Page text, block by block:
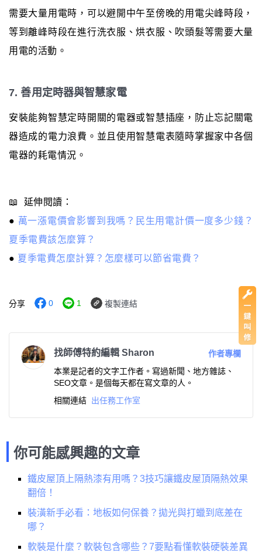
需要大量用電時，可以避開中午至傍晚的用電尖峰時段，
等到離峰時段在進行洗衣服、烘衣服、吹頭髮等需要大量
用電的活動。
7. 善用定時器與智慧家電
安裝能夠智慧定時開關的電器或智慧插座，防止忘記關電
器造成的電力浪費。並且使用智慧電表隨時掌握家中各個
電器的耗電情況。
📖 延伸閱讀：
● 萬一漲電價會影響到我嗎？民生用電計價一度多少錢？
夏季電費該怎麼算？
● 夏季電費怎麼計算？怎麼樣可以節省電費？
分享 0 1 複製連結
找師傅特約編輯 Sharon
作者專欄
本業是記者的文字工作者。寫過新聞、地方雜誌、
SEO文章。是個每天都在寫文章的人。
相關連結 出任務工作室
你可能感興趣的文章
鐵皮屋頂上隔熱漆有用嗎？3技巧讓鐵皮屋頂隔熱效果
翻倍！
裝潢新手必看：地板如何保養？拋光與打蠟到底差在
哪？
軟裝是什麼？軟裝包含哪些？7要點看懂軟裝硬裝差異